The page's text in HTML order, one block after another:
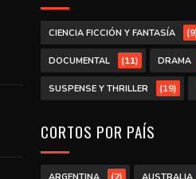
CIENCIA FICCIÓN Y FANTASÍA
DOCUMENTAL (11) DRAMA
SUSPENSE Y THRILLER (19)
CORTOS POR PAÍS